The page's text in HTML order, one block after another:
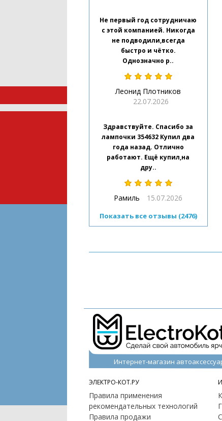
Не первый год сотрудничаю
с этой компанией. Никогда
не подводили,всегда
быстро и чётко.
Однозначно р..
Леонид Плотников
22.07.2026
Здравствуйте. Спасибо за
лампочки 354632 Купил два
года назад. Отлично
работают. Ещё купил,на
дру..
Рамиль 15.07.2026
Показать все отзывы (2476)
Интернет-магазин
ЭЛЕКТРО-КОТ.РУ
Правила применения
рекомендательных технологий
Правила продажи